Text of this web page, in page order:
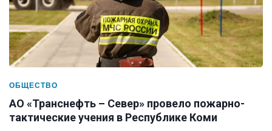
ОБЩЕСТВО
АО «Транснефть – Север» провело пожарно-
тактические учения в Республике Коми